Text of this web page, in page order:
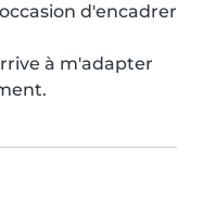
d'encadrer
à m'adapter